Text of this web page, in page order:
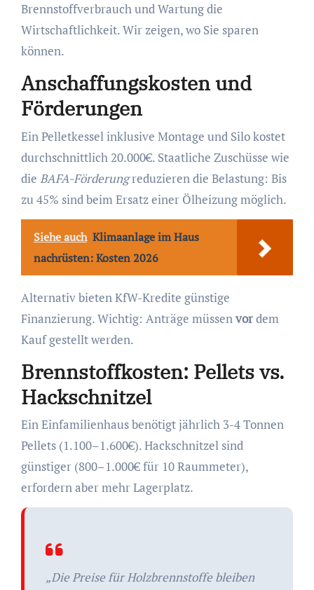
Brennstoffverbrauch und Wartung die
Wirtschaftlichkeit. Wir zeigen, wo Sie sparen
können.
Anschaffungskosten und
Förderungen
Ein Pelletkessel inklusive Montage und Silo kostet
durchschnittlich 20.000€. Staatliche Zuschüsse wie
die BAFA-Förderungreduzieren die Belastung: Bis
zu 45% sind beim Ersatz einer Ölheizung möglich.
Siehe auch Klimaanlage im Haus
nachrüsten: Kosten 2026
Alternativ bieten KfW-Kredite günstige
Finanzierung. Wichtig: Anträge müssenvordem
Kauf gestellt werden.
Brennstoffkosten: Pellets vs.
Hackschnitzel
Ein Einfamilienhaus benötigt jährlich 3-4 Tonnen
Pellets (1.100–1.600€). Hackschnitzel sind
günstiger (800–1.000€ für 10 Raummeter),
erfordern aber mehr Lagerplatz.
„Die Preise für Holzbrennstoffe bleiben